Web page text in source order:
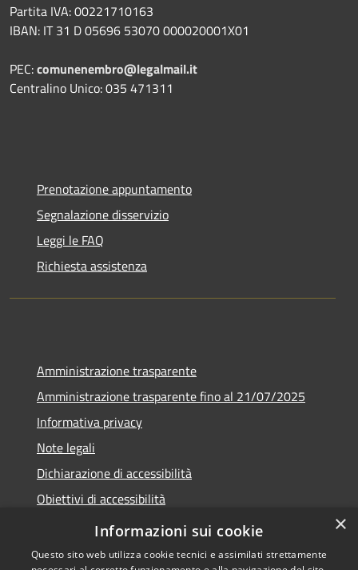
Partita IVA: 00221710163
IBAN: IT 31 D 05696 53070 000020001X01
PEC:comunenembro@legalmail.it
Centralino Unico: 035 471311
Prenotazione appuntamento
Segnalazione disservizio
Leggi le FAQ
Richiesta assistenza
Amministrazione trasparente
Amministrazione trasparente fino al 21/07/2025
Informativa privacy
Note legali
Dichiarazione di accessibilità
Obiettivi di accessibilità
Piano di miglioramento
×
Informazioni sui cookie
Questo sito web utilizza cookie tecnici e assimilati strettamente